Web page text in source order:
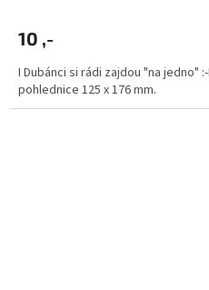
10 ,-
I Dubánci si rádi zajdou "na jedno"
pohlednice 125 x 176 mm.